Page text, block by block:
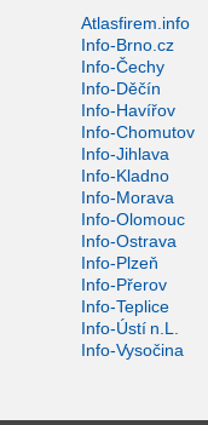
Atlasfirem.info
Info-Brno.cz
Info-Čechy
Info-Děčín
Info-Havířov
Info-Chomutov
Info-Jihlava
Info-Kladno
Info-Morava
Info-Olomouc
Info-Ostrava
Info-Plzeň
Info-Přerov
Info-Teplice
Info-Ústí n.L.
Info-Vysočina